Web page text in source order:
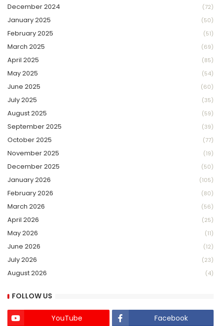
December 2024 (72)
January 2025 (50)
February 2025 (51)
March 2025 (69)
April 2025 (85)
May 2025 (54)
June 2025 (60)
July 2025 (35)
August 2025 (59)
September 2025 (39)
October 2025 (77)
November 2025 (19)
December 2025 (50)
January 2026 (105)
February 2026 (80)
March 2026 (56)
April 2026 (25)
May 2026 (11)
June 2026 (12)
July 2026 (23)
August 2026 (4)
FOLLOW US
YouTube
Facebook